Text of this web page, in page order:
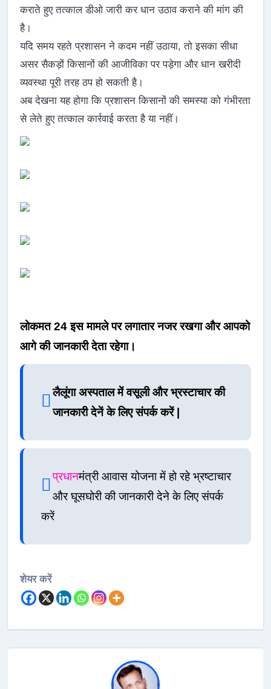
कराते हुए तत्काल डीओ जारी कर धान उठाव कराने की मांग की
है।
यदि समय रहते प्रशासन ने कदम नहीं उठाया, तो इसका सीधा
असर सैकड़ों किसानों की आजीविका पर पड़ेगा और धान खरीदी
व्यवस्था पूरी तरह ठप हो सकती है।
अब देखना यह होगा कि प्रशासन किसानों की समस्या को गंभीरता
से लेते हुए तत्काल कार्रवाई करता है या नहीं।
लोकमत 24 इस मामले पर लगातार नजर रखगा और आपको
आगे की जानकारी देता रहेगा।
लैलूंगा अस्पताल में वसूली और भ्रस्टाचार की
जानकारी देनें के लिए संपर्क करें |
प्रधानमंत्री आवास योजना में हो रहे भ्रष्टाचार
और घूसघोरी की जानकारी देने के लिए संपर्क
करें
शेयर करें